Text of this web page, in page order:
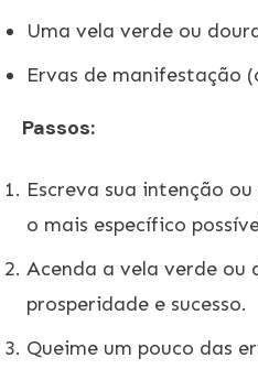
Uma vela verde ou
Ervas de manifestação
Passos:
Escreva sua intenção
o mais específico
Acenda a vela verde ou
prosperidade e sucesso.
Queime um pouco das